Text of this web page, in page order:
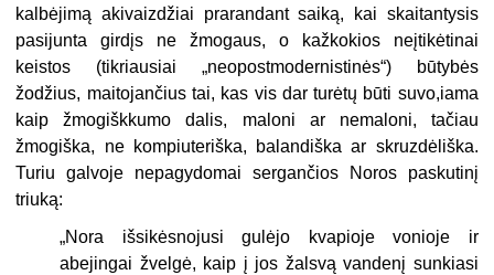
kalbėjimą akivaizdžiai prarandant saiką, kai skaitantysis
pasijunta girdįs ne žmogaus, o kažkokios neįtikėtinai
keistos (tikriausiai „neopostmodernistinės“) būtybės
žodžius, maitojančius tai, kas vis dar turėtų būti suvo,iama
kaip žmogiškkumo dalis, maloni ar nemaloni, tačiau
žmogiška, ne kompiu­teriška, balandiška ar skruzdėliška.
Turiu galvoje nepagydomai sergančios Noros paskutinį
triuką:
„Nora išsikėsnojusi gulėjo kvapioje vonioje ir
abejingai žvelgė, kaip į jos žalsvą vandenį sunkiasi